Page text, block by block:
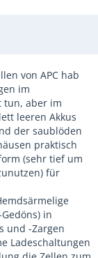
von APC hab
im
tun, aber im
leeren Akkus
der saublöden
praktisch
(sehr tief um
für
in
und -Zargen
Ladeschaltungen